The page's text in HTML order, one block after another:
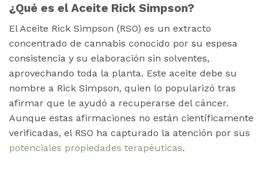
¿Qué es el Aceite Rick Simpson?
El Aceite Rick Simpson (RSO) es un extracto
concentrado de cannabis conocido por su espesa
consistencia y su elaboración sin solventes,
aprovechando toda la planta. Este aceite debe su
nombre a Rick Simpson, quien lo popularizó tras
afirmar que le ayudó a recuperarse del cáncer.
Aunque estas afirmaciones no están científicamente
verificadas, el RSO ha capturado la atención por sus
potenciales propiedades terapéuticas​​.